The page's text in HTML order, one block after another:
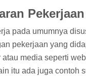
Pekerjaan
pada umumnya
pekerjaan yang
media seperti
itu ada juga contoh